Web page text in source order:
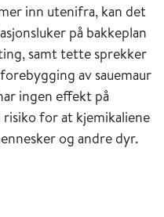
inn utenifra, kan det
på bakkeplan
samt tette sprekker
av sauemaur
ingen effekt på
for at kjemikaliene
og andre dyr.